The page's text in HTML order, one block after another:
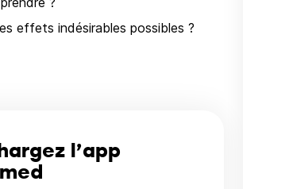
effets indésirables possibles ?
l’app